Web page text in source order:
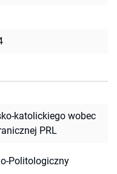
katolickiego wobec
PRL
Politologiczny